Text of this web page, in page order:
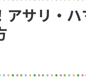
アサリ・